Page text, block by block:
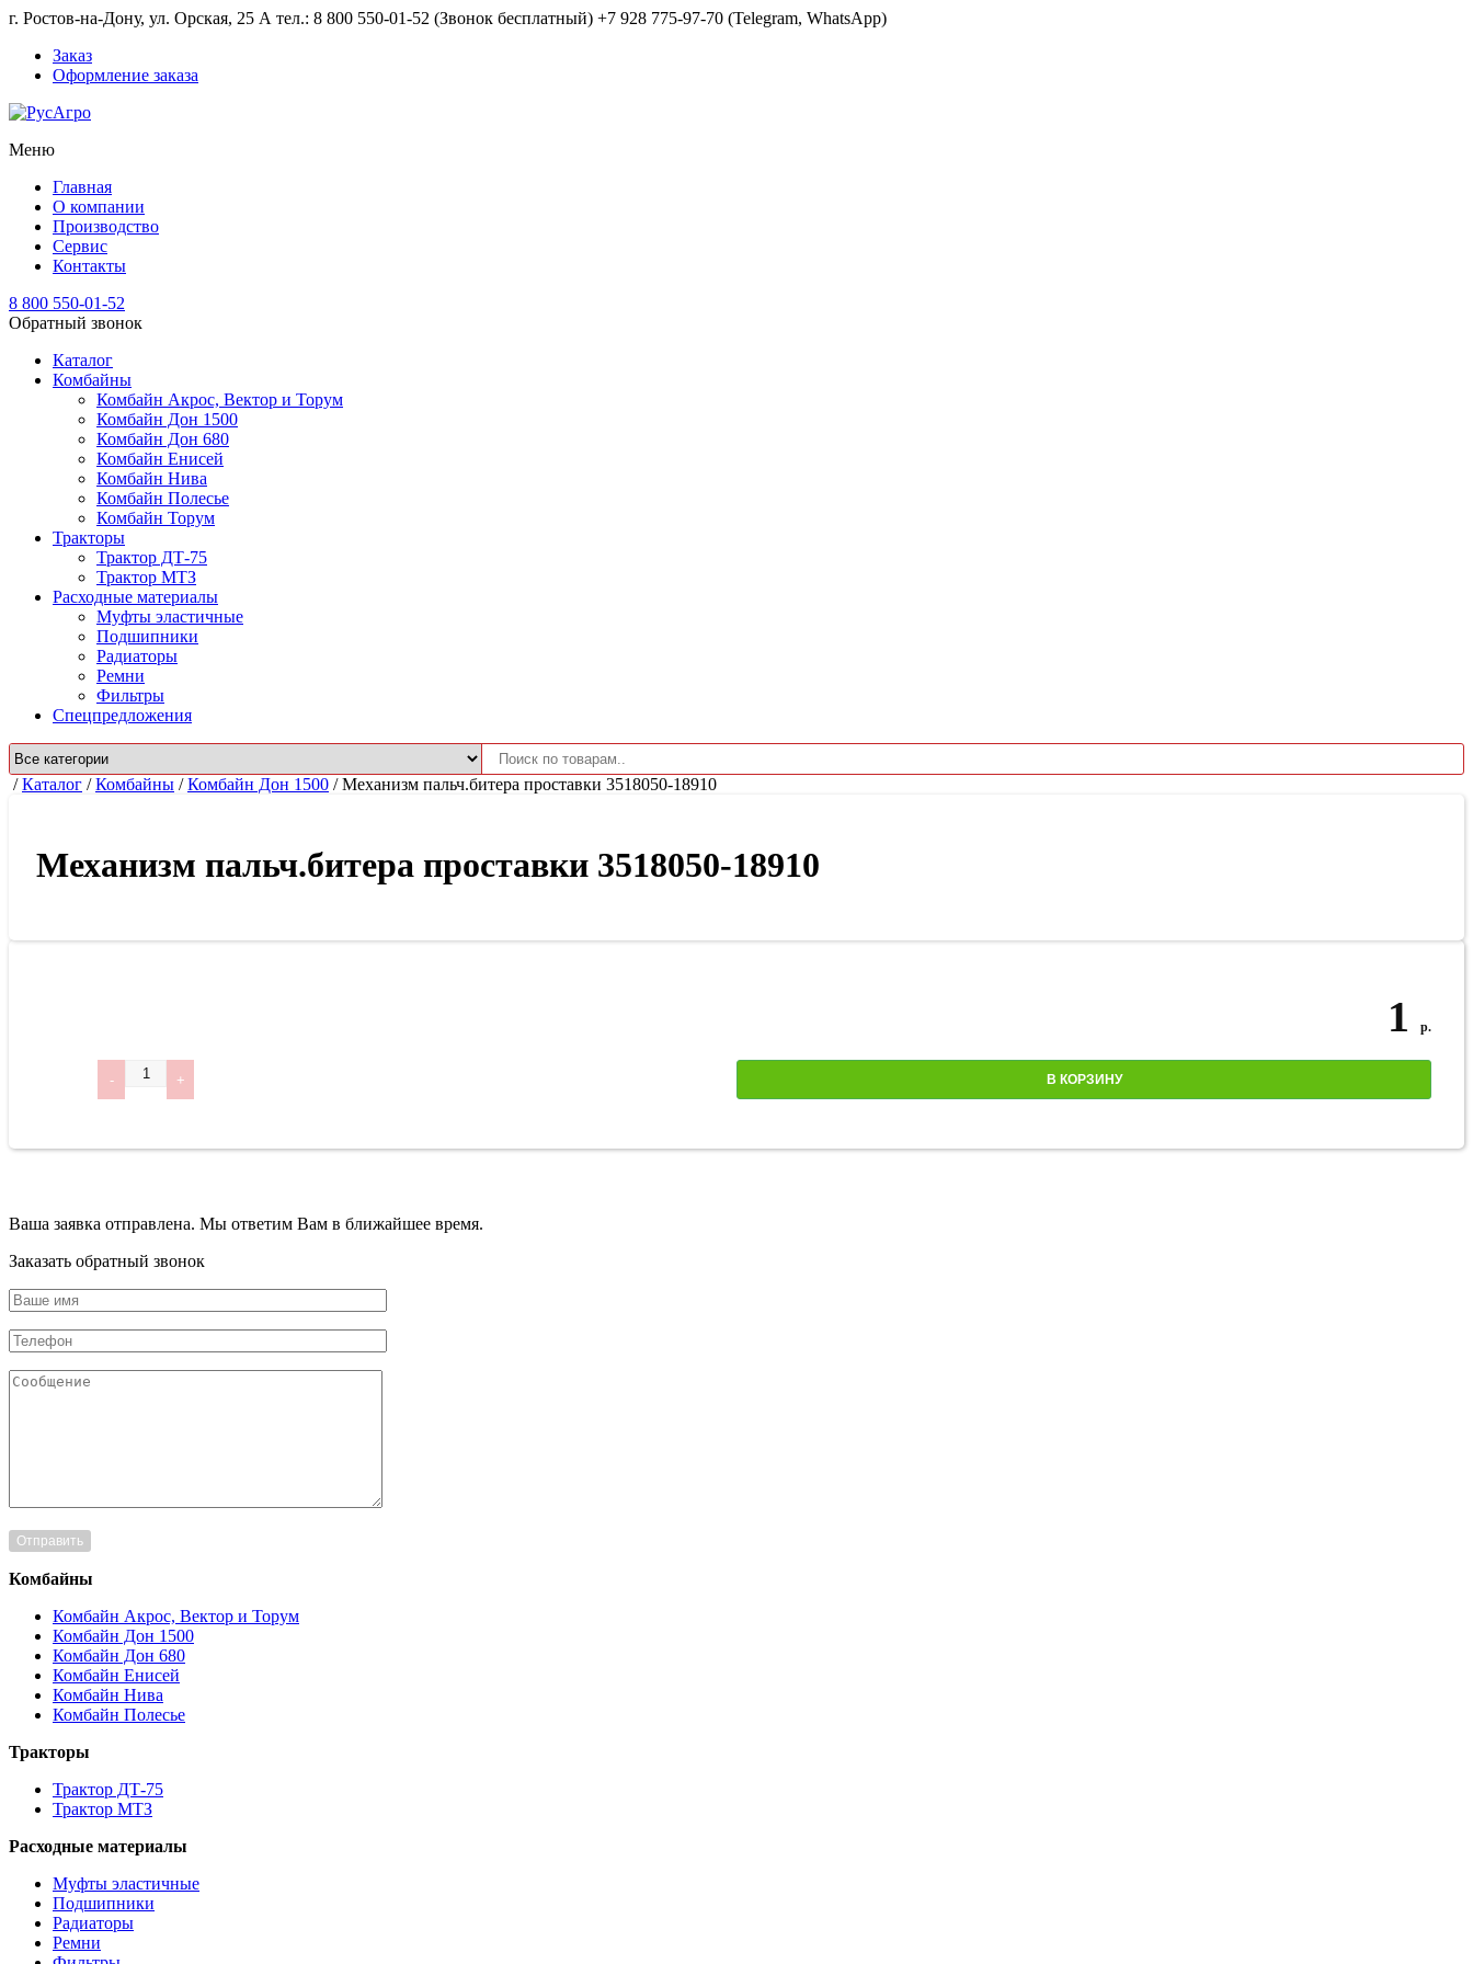
г. Ростов-на-Дону, ул. Орская, 25 А тел.: 8 800 550-01-52 (Звонок бесплатный) +7 928 775-97-70 (Telegram, WhatsApp)
Заказ
Оформление заказа
Меню
Главная
О компании
Производство
Сервис
Контакты
8 800 550-01-52
Обратный звонок
Каталог
Комбайны
Комбайн Акрос, Вектор и Торум
Комбайн Дон 1500
Комбайн Дон 680
Комбайн Енисей
Комбайн Нива
Комбайн Полесье
Комбайн Торум
Тракторы
Трактор ДТ-75
Трактор МТЗ
Расходные материалы
Муфты эластичные
Подшипники
Радиаторы
Ремни
Фильтры
Спецпредложения
/Каталог /Комбайны /Комбайн Дон 1500 /Механизм пальч.битера проставки 3518050-18910
Механизм пальч.битера проставки 3518050-18910
1 р.
Количество
В КОРЗИНУ
Ваша заявка отправлена. Мы ответим Вам в ближайшее время.
Заказать обратный звонок
Комбайны
Комбайн Акрос, Вектор и Торум
Комбайн Дон 1500
Комбайн Дон 680
Комбайн Енисей
Комбайн Нива
Комбайн Полесье
Тракторы
Трактор ДТ-75
Трактор МТЗ
Расходные материалы
Муфты эластичные
Подшипники
Радиаторы
Ремни